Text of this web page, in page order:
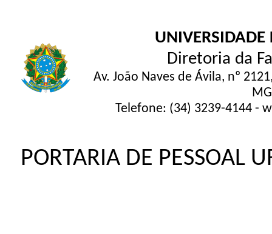
UNIVERSIDADE
Diretoria da
Av. João Naves de Ávila, nº
Telefone: (34) 3239-4144
PORTARIA DE PESSOAL